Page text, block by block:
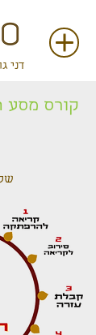
דני
קורס מסע